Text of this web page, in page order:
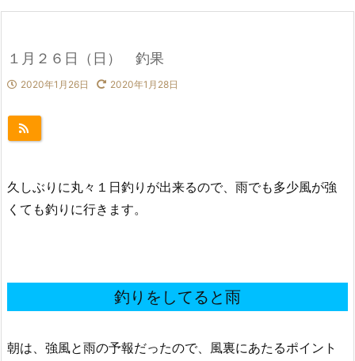
１月２６日（日） 釣果
2020年1月26日 2020年1月28日
久しぶりに丸々１日釣りが出来るので、雨でも多少風が強
くても釣りに行きます。
釣りをしてると雨
朝は、強風と雨の予報だったので、風裏にあたるポイント